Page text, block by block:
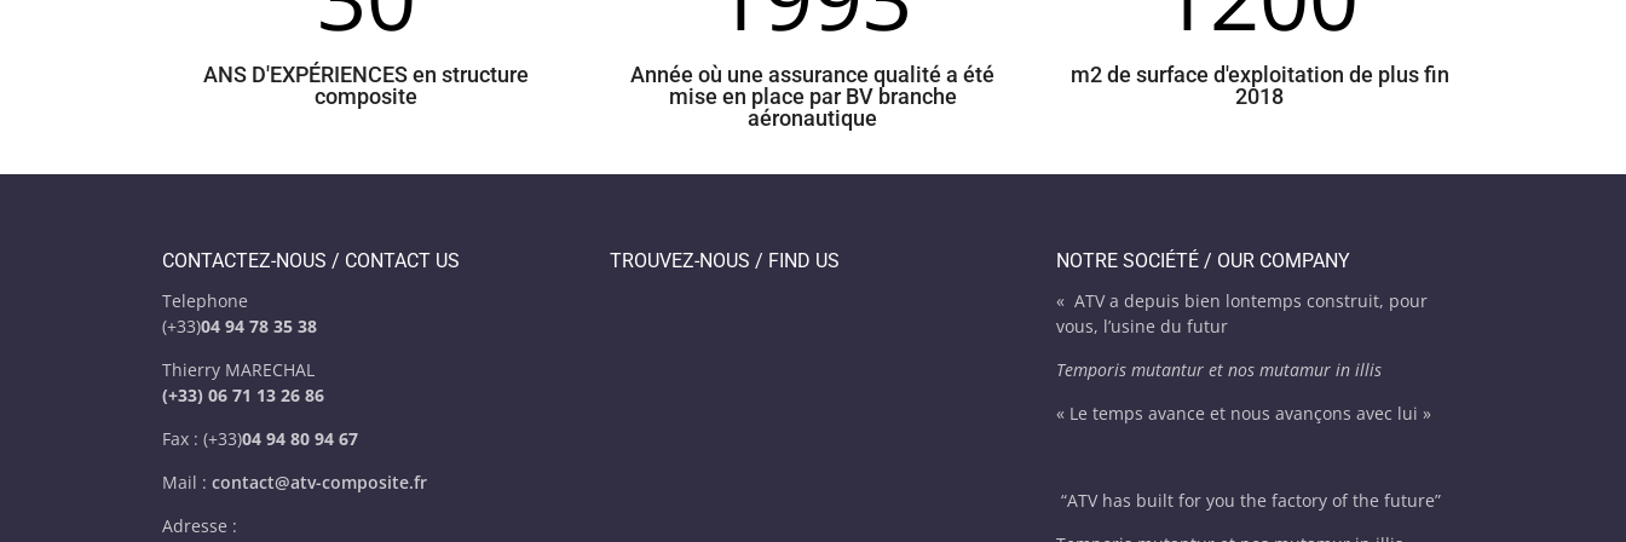
ANS D'EXPÉRIENCES en structure
composite
Année où une assurance qualité a été
mise en place par BV branche
aéronautique
m2 de surface d'exploitation de plus fin
2018
CONTACTEZ-NOUS / CONTACT US
Telephone
(+33)04 94 78 35 38
Thierry MARECHAL
(+33) 06 71 13 26 86
Fax : (+33)04 94 80 94 67
Mail :contact@atv-composite.fr
Adresse :
TROUVEZ-NOUS / FIND US
NOTRE SOCIÉTÉ / OUR COMPANY
« ATV a depuis bien lontemps construit, pour
vous, l’usine du futur
Temporis mutantur et nos mutamur in illis
« Le temps avance et nous avançons avec lui »
“ATV has built for you the factory of the future”